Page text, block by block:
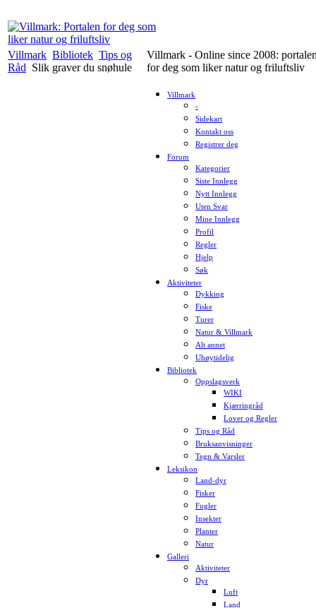
Villmark Bibliotek Tips og
Råd Slik graver du snøhule
Villmark - Online since 2008:
for deg som liker natur og friluftsliv
Villmark
-
Sidekart
Kontakt oss
Registrer deg
Forum
Kategorier
Siste Innlegg
Nytt Innlegg
Uten Svar
Mine Innlegg
Profil
Regler
Hjelp
Søk
Aktiviteter
Dykking
Fiske
Turer
Natur & Villmark
Alt annet
Uhøytidelig
Bibliotek
Oppslagsverk
WIKI
Kjærringråd
Lover og Regler
Tips og Råd
Bruksanvisninger
Tegn & Varsler
Leksikon
Land-dyr
Fisker
Fugler
Insekter
Planter
Natur
Galleri
Aktiviteter
Dyr
Luft
Land